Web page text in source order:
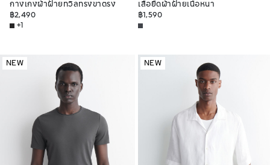
กางเกงผ้าฝ้ายทวิลทรงขาตรง
฿2,490
+1
เสื้อยืดผ้าฝ้ายเนื้อหนา
฿1,590
NEW NEW